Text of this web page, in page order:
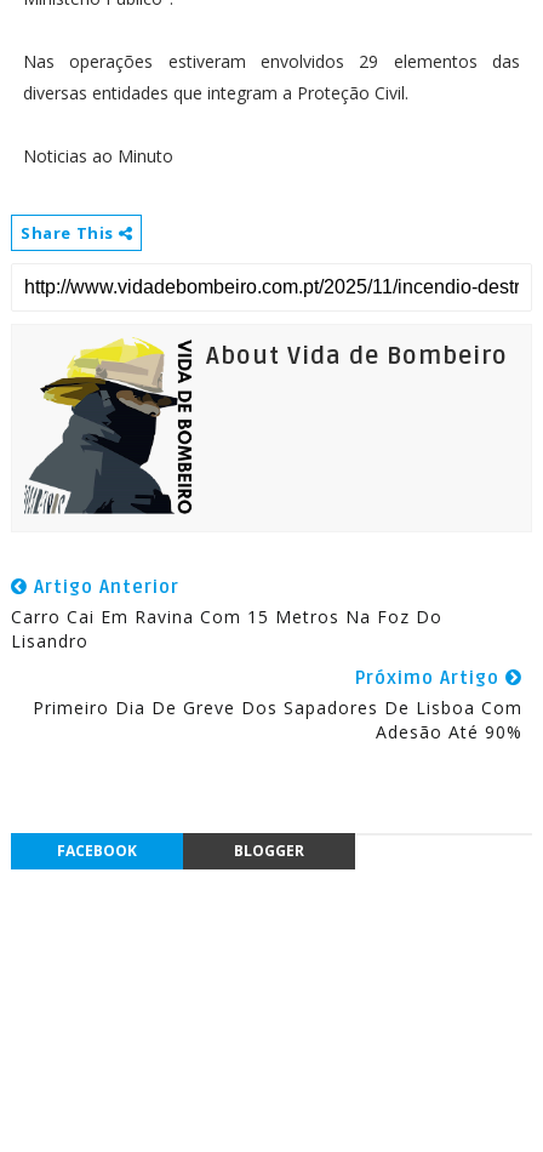
Nas operações estiveram envolvidos 29 elementos das
diversas entidades que integram a Proteção Civil.
Noticias ao Minuto
Share This
About Vida de Bombeiro
Artigo Anterior
Carro Cai Em Ravina Com 15 Metros Na Foz Do
Lisandro
Próximo Artigo
Primeiro Dia De Greve Dos Sapadores De Lisboa Com
Adesão Até 90%
FACEBOOK BLOGGER